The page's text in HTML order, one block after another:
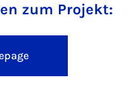
zum Projekt: